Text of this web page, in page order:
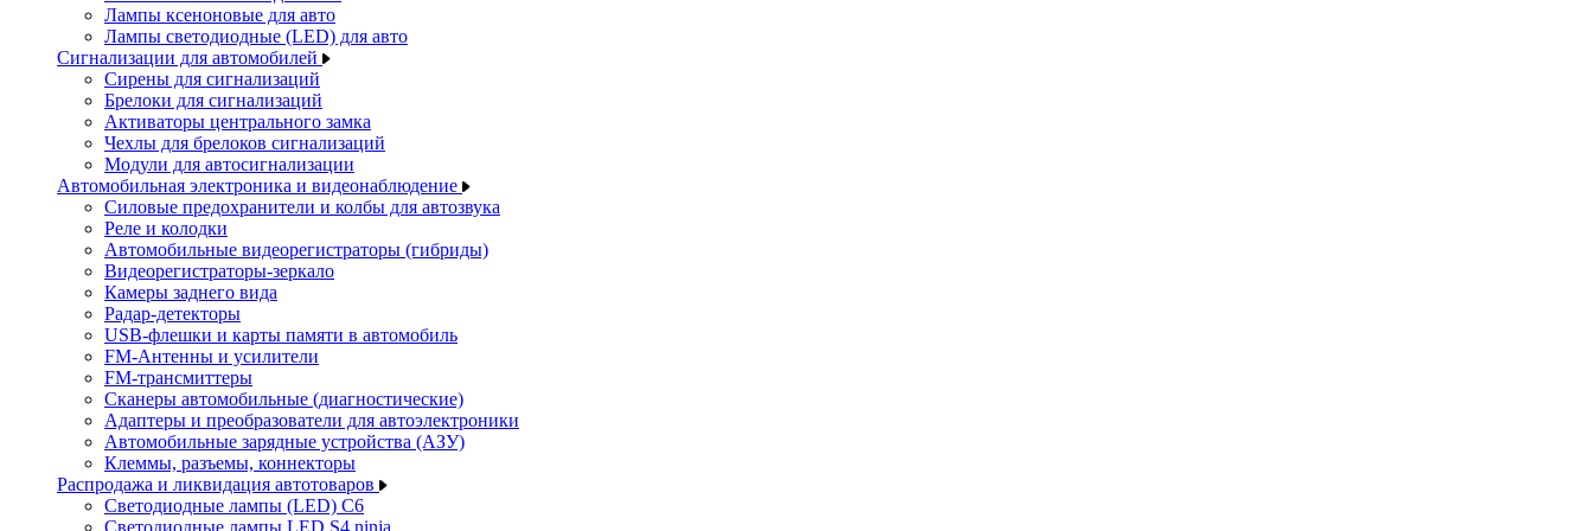
Лампы ксеноновые для авто
Лампы светодиодные (LED) для авто
Сигнализации для автомобилей
Сирены для сигнализаций
Брелоки для сигнализаций
Активаторы центрального замка
Чехлы для брелоков сигнализаций
Модули для автосигнализации
Автомобильная электроника и видеонаблюдение
Силовые предохранители и колбы для автозвука
Реле и колодки
Автомобильные видеорегистраторы (гибриды)
Видеорегистраторы-зеркало
Камеры заднего вида
Радар-детекторы
USB-флешки и карты памяти в автомобиль
FM-Антенны и усилители
FM-трансмиттеры
Сканеры автомобильные (диагностические)
Адаптеры и преобразователи для автоэлектроники
Автомобильные зарядные устройства (АЗУ)
Клеммы, разъемы, коннекторы
Распродажа и ликвидация автотоваров
Светодиодные лампы (LED) C6
Светодиодные лампы LED S4 ninja